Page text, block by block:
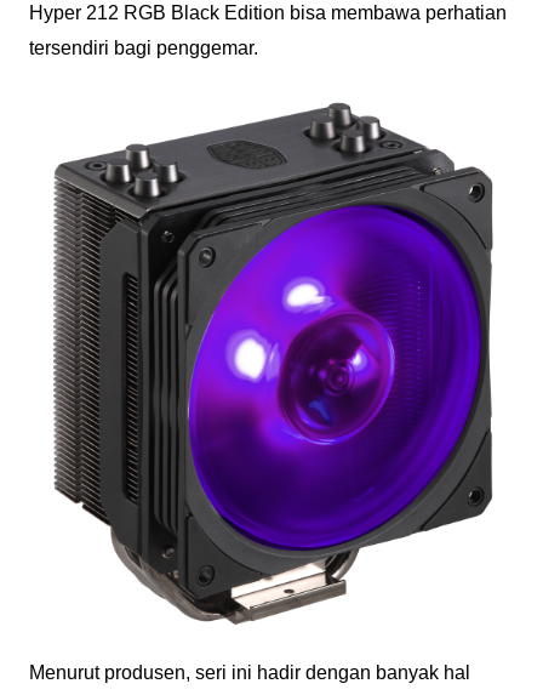
Hyper 212 RGB Black Edition bisa membawa perhatian
tersendiri bagi penggemar.
Menurut produsen, seri ini hadir dengan banyak hal